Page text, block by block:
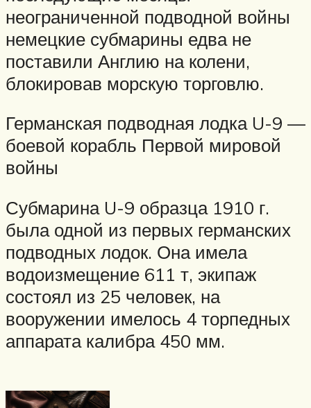
неограниченной подводной войны
немецкие субмарины едва не
поставили Англию на колени,
блокировав морскую торговлю.
Германская подводная лодка U-9 —
боевой корабль Первой мировой
войны
Субмарина U-9 образца 1910 г.
была одной из первых германских
подводных лодок. Она имела
водоизмещение 611 т, экипаж
состоял из 25 человек, на
вооружении имелось 4 торпедных
аппарата калибра 450 мм.